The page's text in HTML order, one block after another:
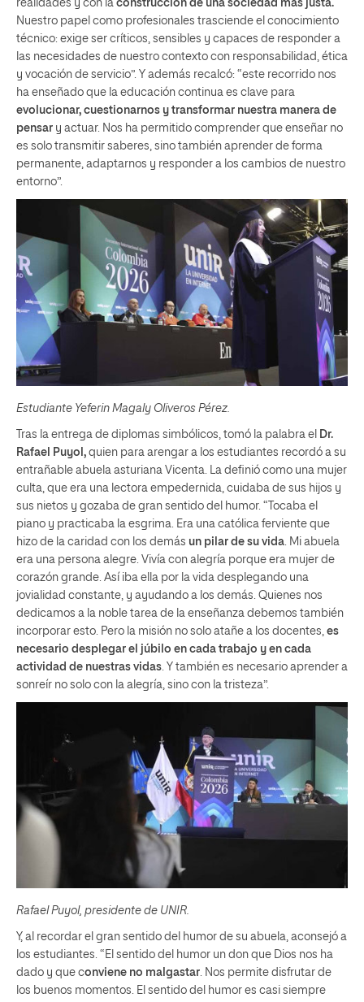
realidades y con la construcción de una sociedad más justa.
Nuestro papel como profesionales trasciende el conocimiento
técnico: exige ser críticos, sensibles y capaces de responder a
las necesidades de nuestro contexto con responsabilidad, ética
y vocación de servicio”. Y además recalcó: “este recorrido nos
ha enseñado que la educación continua es clave para
evolucionar, cuestionarnos y transformar nuestra manera de
pensar y actuar. Nos ha permitido comprender que enseñar no
es solo transmitir saberes, sino también aprender de forma
permanente, adaptarnos y responder a los cambios de nuestro
entorno”.
Estudiante Yeferin Magaly Oliveros Pérez.
Tras la entrega de diplomas simbólicos, tomó la palabra el Dr.
Rafael Puyol, quien para arengar a los estudiantes recordó a su
entrañable abuela asturiana Vicenta. La definió como una mujer
culta, que era una lectora empedernida, cuidaba de sus hijos y
sus nietos y gozaba de gran sentido del humor. “Tocaba el
piano y practicaba la esgrima. Era una católica ferviente que
hizo de la caridad con los demás un pilar de su vida . Mi abuela
era una persona alegre. Vivía con alegría porque era mujer de
corazón grande. Así iba ella por la vida desplegando una
jovialidad constante, y ayudando a los demás. Quienes nos
dedicamos a la noble tarea de la enseñanza debemos también
incorporar esto. Pero la misión no solo atañe a los docentes, es
necesario desplegar el júbilo en cada trabajo y en cada
actividad de nuestras vidas . Y también es necesario aprender a
sonreír no solo con la alegría, sino con la tristeza”.
Rafael Puyol, presidente de UNIR.
Y, al recordar el gran sentido del humor de su abuela, aconsejó a
los estudiantes. “El sentido del humor un don que Dios nos ha
dado y que conviene no malgastar. Nos permite disfrutar de
los buenos momentos. El sentido del humor es casi siempre